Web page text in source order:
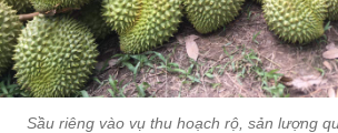
Sầu riêng vào vụ thu hoạch rộ, sản lượng